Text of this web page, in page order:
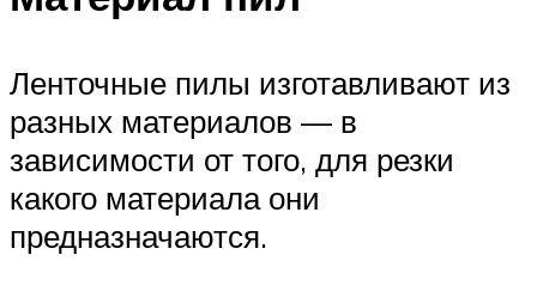
Ленточные пилы изготавливают из
разных материалов — в
зависимости от того, для резки
какого материала они
предназначаются.